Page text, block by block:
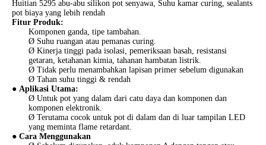
Huitian 5295 abu-abu silikon pot senyawa, Suhu kamar curing, sealants
pot biaya yang lebih rendah
Fitur Produk:
Komponen ganda, tipe tambahan.
Ø Suhu ruangan atau pemanas curing.
Ø Kinerja tinggi pada isolasi, pemeriksaan basah, resistansi
getaran, ketahanan kimia, tahanan hambatan listrik.
Ø Tidak perlu menambahkan lapisan primer sebelum digunakan
Ø Tahan suhu tinggi & rendah
● Aplikasi Utama:
Ø Untuk pot yang dalam dari catu daya dan komponen dan
komponen elektronik.
Ø Terutama cocok untuk pot di dalam dan di luar tampilan LED
yang meminta flame retardant.
● Cara Menggunakan